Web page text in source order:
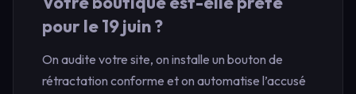
pour le 19 juin ?
On audite votre site, on installe un bouton de
rétractation conforme et on automatise l’accusé